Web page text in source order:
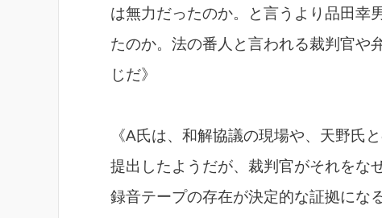
は無力だったのか。と言うより品田幸
たのか。法の番人と言われる裁判官や
じだ》
《A氏は、和解協議の現場や、天野氏
提出したようだが、裁判官がそれをな
録音テープの存在が決定的な証拠にな